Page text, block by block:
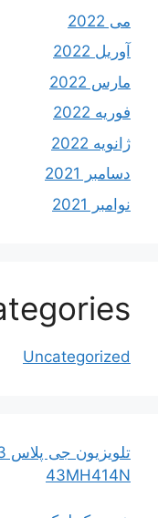
می 2022
آوریل 2022
مارس 2022
فوریه 2022
ژانویه 2022
دسامبر 2021
نوامبر 2021
Uncategorized
43MH414N